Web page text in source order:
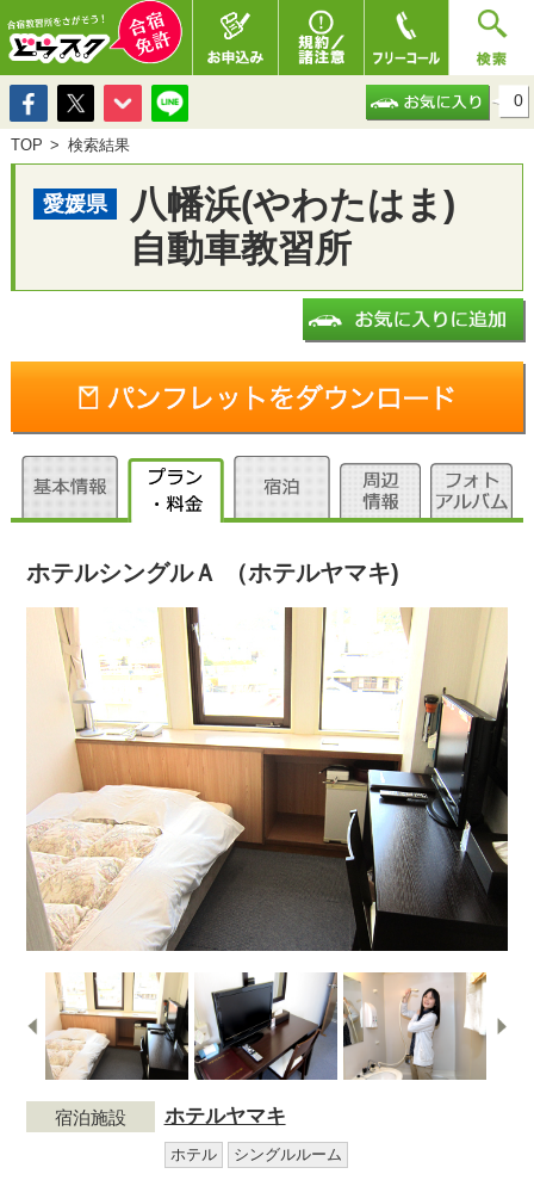
0
TOP 検索結果
愛媛県
八幡浜(やわたはま)
自動車教習所
ホテルシングルＡ （ホテルヤマキ)
宿泊施設 ホテルヤマキ
ホテル シングルルーム